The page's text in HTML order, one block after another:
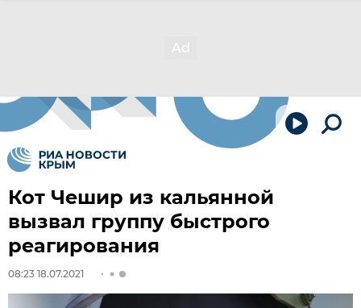
Кот Чешир из кальянной
вызвал группу быстрого
реагирования
08:23 18.07.2021